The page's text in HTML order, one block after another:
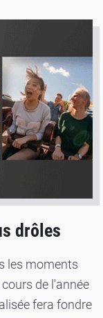
drôles
les moments
de l'année
fera fondre